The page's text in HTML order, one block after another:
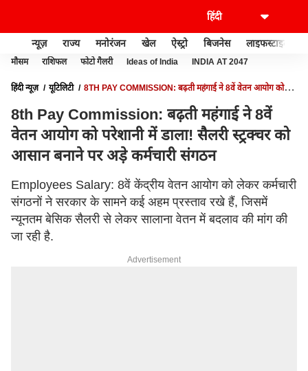
न्यूज़ राज्य मनोरंजन खेल ऐस्ट्रो बिजनेस लाइफस्टाइल
मौसम राशिफल फोटो गैलरी Ideas of India INDIA AT 2047
हिंदी न्यूज़ यूटिलिटी
8TH PAY COMMISSION: बढ़ती महंगाई ने 8वें वेतन आयोग को
8th Pay Commission: बढ़ती महंगाई ने 8वें
वेतन आयोग को परेशानी में डाला! सैलरी स्ट्रक्चर को
आसान बनाने पर अड़े कर्मचारी संगठन
Employees Salary: 8वें केंद्रीय वेतन आयोग को लेकर कर्मचारी
संगठनों ने सरकार के सामने कई अहम प्रस्ताव रखे हैं, जिसमें
न्यूनतम बेसिक सैलरी से लेकर सालाना वेतन में बदलाव की मांग की
जा रही है.
Advertisement